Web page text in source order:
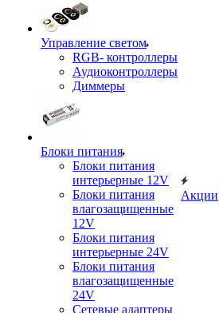
Управление светом
RGB- контроллеры
Аудиоконтроллеры
Диммеры
Блоки питания
Блоки питания
интерьерные 12V
Блоки питания
влагозащищенные
12V
Блоки питания
интерьерные 24V
Блоки питания
влагозащищенные
24V
Сетевые адаптеры
Акции